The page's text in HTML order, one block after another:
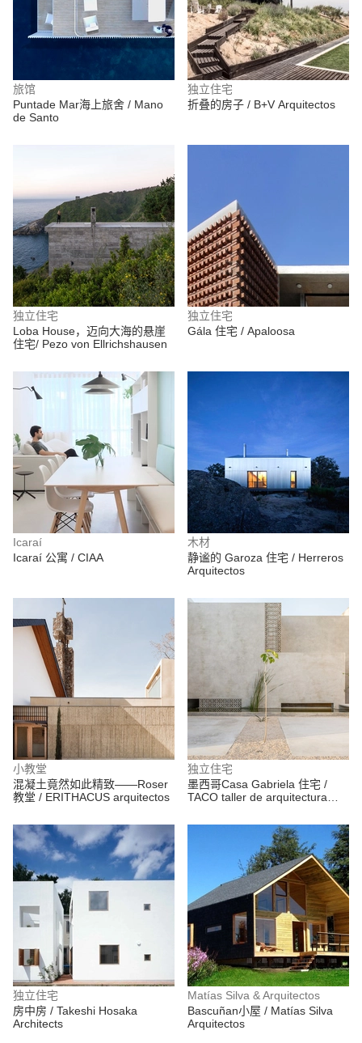
旅馆
Puntade Mar海上旅舍 / Mano
de Santo
独立住宅
折叠的房子 / B+V Arquitectos
独立住宅
Loba House，迈向大海的悬崖
住宅/ Pezo von Ellrichshausen
独立住宅
Gála 住宅 / Apaloosa
Icaraí
Icaraí 公寓 / CIAA
木材
静谧的 Garoza 住宅 / Herreros
Arquitectos
小教堂
混凝土竟然如此精致——Roser
教堂 / ERITHACUS arquitectos
独立住宅
墨西哥Casa Gabriela 住宅 /
TACO taller de arquitectura
独立住宅
房中房 / Takeshi Hosaka
Architects
Matías Silva & Arquitectos
Bascuñan小屋 / Matías Silva
Arquitectos